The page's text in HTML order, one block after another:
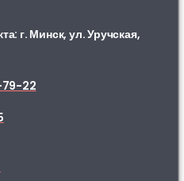
г. Минск, ул. Уручская,
79-22